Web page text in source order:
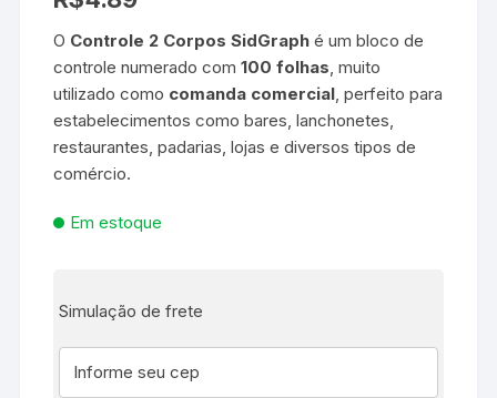
O Controle 2 Corpos SidGraph é um bloco de
controle numerado com100 folhas , muito
utilizado como comanda comercial , perfeito para
estabelecimentos como bares, lanchonetes,
restaurantes, padarias, lojas e diversos tipos de
comércio.
Em estoque
Simulação de frete